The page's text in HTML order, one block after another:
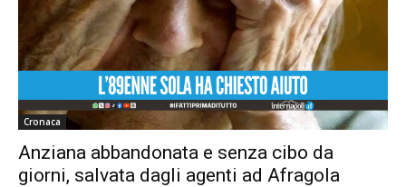
Cronaca
Anziana abbandonata e senza cibo da
giorni, salvata dagli agenti ad Afragola